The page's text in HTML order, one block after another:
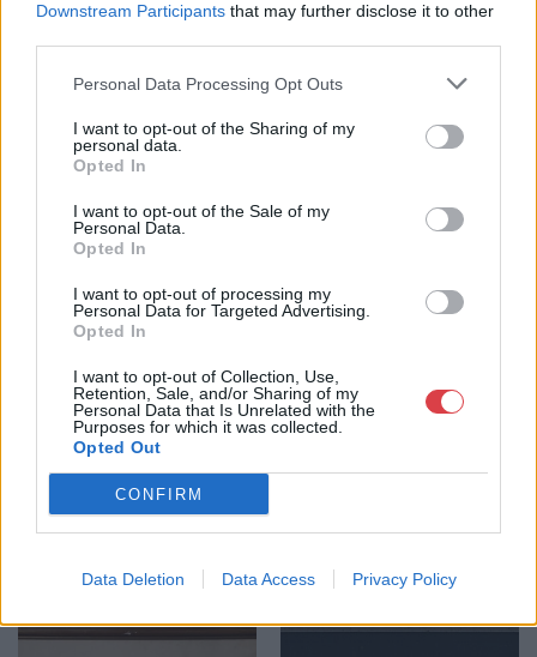
Downstream Participants that may further disclose it to other
Personal Data Processing Opt Outs
I want to opt-out of the Sharing of my
personal data.
Opted In
I want to opt-out of the Sale of my
Personal Data.
Opted In
I want to opt-out of processing my
Personal Data for Targeted Advertising.
Opted In
I want to opt-out of Collection, Use,
Retention, Sale, and/or Sharing of my
Personal Data that Is Unrelated with the
Purposes for which it was collected.
Opted Out
CONFIRM
Data Deletion Data Access Privacy Policy
Cím: Vízkeleti Lívia
+36703805044
Telefon: +36703805044
Bemutatkozás: Immár közel 30 éve, hogy a Múzeum körúton
elkezdte működését a Mike és Tsa Antikvárium, majd 2010-ben
és megszületett a Mike Portobello Aukciósház. 2022-től saját
oldalunkon bonyolítjuk árverésünket. www.aukcio.net
GALÉRIA TOVÁBBI MŰTÁRGYAI
KAPCSOLÓDÓ MŰTÁRGYAK